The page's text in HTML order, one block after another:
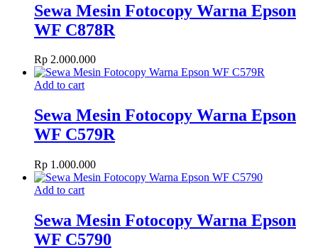
Sewa Mesin Fotocopy Warna Epson
WF C878R
Rp 2.000.000
Add to cart
Sewa Mesin Fotocopy Warna Epson
WF C579R
Rp 1.000.000
Add to cart
Sewa Mesin Fotocopy Warna Epson
WF C5790